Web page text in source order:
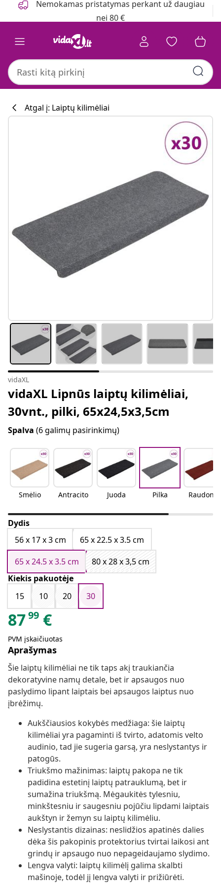
Nemokamas pristatymas perkant už daugiau
nei 80 €
Atgal į: Laiptų kilimėliai
vidaXL
vidaXL Lipnūs laiptų kilimėliai,
30vnt., pilki, 65x24,5x3,5cm
Spalva (6 galimų pasirinkimų)
Smėlio Antracito Juoda Pilka Raudona
Dydis
56 x 17 x 3 cm
65 x 22.5 x 3.5 cm
65 x 24.5 x 3.5 cm
80 x 28 x 3,5 cm
Kiekis pakuotėje
15
10 20 30
8799 €
PVM įskaičiuotas
Aprašymas
Šie laiptų kilimėliai ne tik taps akį traukiančia
dekoratyvine namų detale, bet ir apsaugos nuo
paslydimo lipant laiptais bei apsaugos laiptus nuo
įbrėžimų.
Aukščiausios kokybės medžiaga: šie laiptų
kilimėliai yra pagaminti iš tvirto, adatomis velto
audinio, tad jie sugeria garsą, yra neslystantys ir
patogūs.
Triukšmo mažinimas: laiptų pakopa ne tik
padidina estetinį laiptų patrauklumą, bet ir
sumažina triukšmą. Mėgaukitės tylesniu,
minkštesniu ir saugesniu pojūčiu lipdami laiptais
aukštyn ir žemyn su laiptų kilimėliu.
Neslystantis dizainas: neslidžios apatinės dalies
dėka šis pakopinis protektorius tvirtai laikosi ant
grindų ir apsaugo nuo nepageidaujamo slydimo.
Lengva valyti: laiptų kilimėlį galima skalbti
mašinoje, todėl jį lengva valyti ir prižiūrėti.